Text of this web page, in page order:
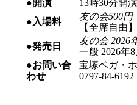
●開演
13時30分開
●入場料
友の会500円
【全席自由】
●発売日
友の会 2026
一般 2026年
●お問い合
わせ
宝塚ベガ・
0797-84-6192